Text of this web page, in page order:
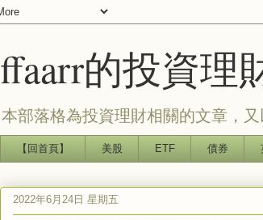
ffaarr的投資理
本部落格為投資理財相關的文章，
【回首頁】 美股 ETF 債券
2022年6月24日 星期五